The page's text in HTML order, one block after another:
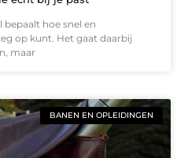
bepaalt hoe snel en
op kunt. Het gaat daarbij
maar
BANEN EN OPLEIDINGEN